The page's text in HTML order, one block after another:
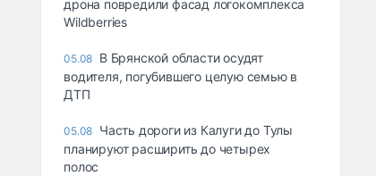
дрона повредили фасад логокомплекса
Wildberries
05.08 В Брянской области осудят
водителя, погубившего целую семью в
ДТП
05.08 Часть дороги из Калуги до Тулы
планируют расширить до четырех
полос